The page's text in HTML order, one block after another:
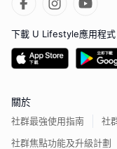
下載 U Lifestyle應用程式
關於
社群最強使用指南
社
社群焦點功能及升級計劃